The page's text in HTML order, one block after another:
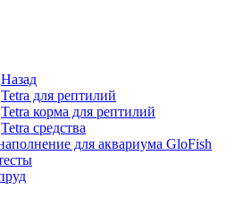
Назад
Tetra для рептилий
Tetra корма для рептилий
Tetra средства
для аквариума GloFish